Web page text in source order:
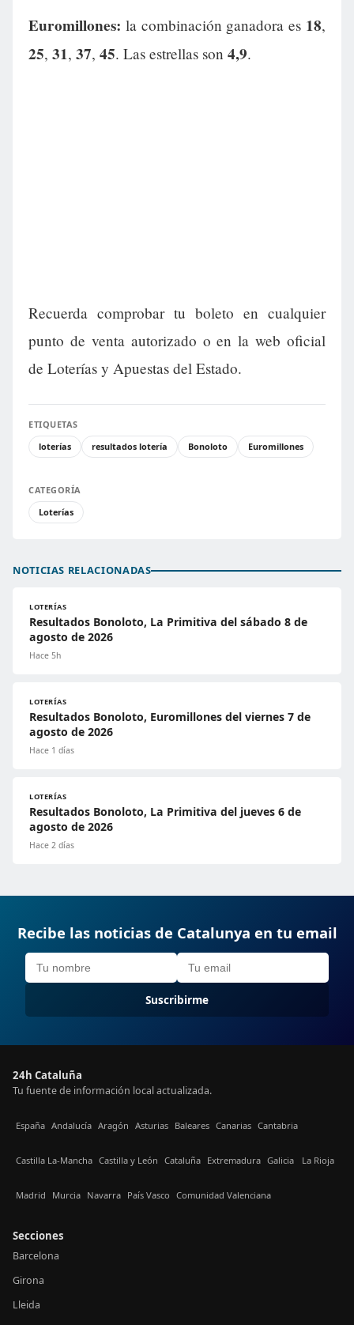
Euromillones: la combinación ganadora es 18,
25, 31, 37, 45. Las estrellas son 4,9.
Recuerda comprobar tu boleto en cualquier
punto de venta autorizado o en la web oficial
de Loterías y Apuestas del Estado.
ETIQUETAS
loterías
resultados lotería Bonoloto Euromillones
CATEGORÍA
Loterías
NOTICIAS RELACIONADAS
LOTERÍAS
Resultados Bonoloto, La Primitiva del sábado 8 de
agosto de 2026
Hace 5h
LOTERÍAS
Resultados Bonoloto, Euromillones del viernes 7 de
agosto de 2026
Hace 1 días
LOTERÍAS
Resultados Bonoloto, La Primitiva del jueves 6 de
agosto de 2026
Hace 2 días
Recibe las noticias de Catalunya en tu email
Suscribirme
24h Cataluña
Tu fuente de información local actualizada.
España Andalucía Aragón Asturias Baleares Canarias Cantabria
Castilla La-Mancha Castilla y León Cataluña Extremadura Galicia La Rioja
Madrid Murcia Navarra País Vasco Comunidad Valenciana
Secciones
Barcelona
Girona
Lleida